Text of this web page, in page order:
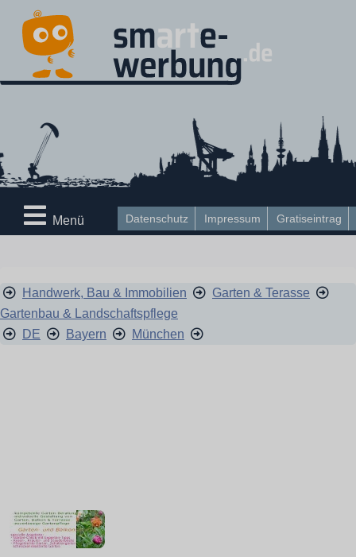
Datenschutz Impressum Gratiseintrag
Menü
Handwerk, Bau & Immobilien
Garten & Terasse
Gartenbau & Landschaftspflege
DE
Bayern München